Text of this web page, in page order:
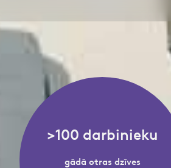
>100 darbinieku
gādā otras dzīves